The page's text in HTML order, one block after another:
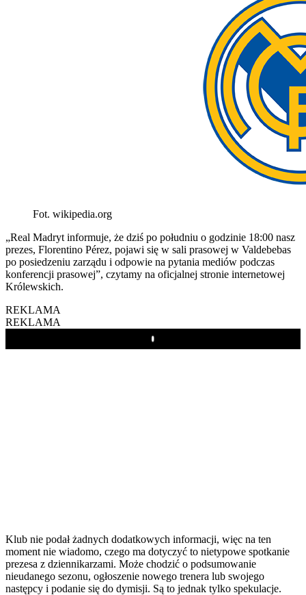
Fot. wikipedia.org
„Real Madryt informuje, że dziś po południu o godzinie 18:00 nasz
prezes, Florentino Pérez, pojawi się w sali prasowej w Valdebebas
po posiedzeniu zarządu i odpowie na pytania mediów podczas
konferencji prasowej”, czytamy na oficjalnej stronie internetowej
Królewskich.
REKLAMA
REKLAMA
Play
Klub nie podał żadnych dodatkowych informacji, więc na ten
moment nie wiadomo, czego ma dotyczyć to nietypowe spotkanie
prezesa z dziennikarzami. Może chodzić o podsumowanie
nieudanego sezonu, ogłoszenie nowego trenera lub swojego
następcy i podanie się do dymisji. Są to jednak tylko spekulacje.